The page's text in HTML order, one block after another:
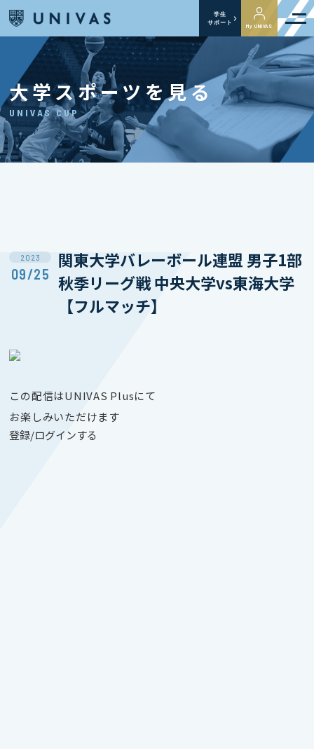
学生
サポート
My UNIVAS
大学スポーツを見る
UNIVAS CUP
2023
09/25
関東大学バレーボール連盟 男子1部
秋季リーグ戦 中央大学vs東海大学
【フルマッチ】
この配信はUNIVAS Plusにて
お楽しみいただけます
登録/ログインする